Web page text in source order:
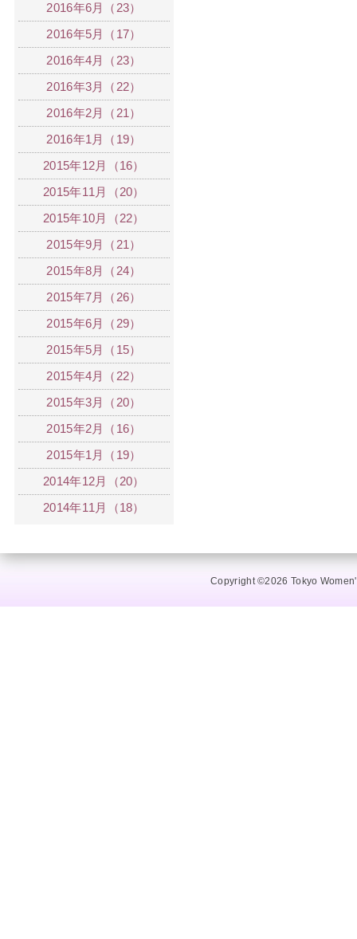
2016年6月（23）
2016年5月（17）
2016年4月（23）
2016年3月（22）
2016年2月（21）
2016年1月（19）
2015年12月（16）
2015年11月（20）
2015年10月（22）
2015年9月（21）
2015年8月（24）
2015年7月（26）
2015年6月（29）
2015年5月（15）
2015年4月（22）
2015年3月（20）
2015年2月（16）
2015年1月（19）
2014年12月（20）
2014年11月（18）
Copyright ©2026 Tokyo